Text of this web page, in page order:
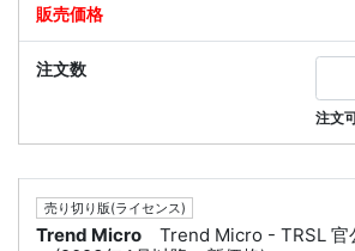
注文
売り切り版(ライセンス)
Trend Micro
Trend Micro - TRSL 官